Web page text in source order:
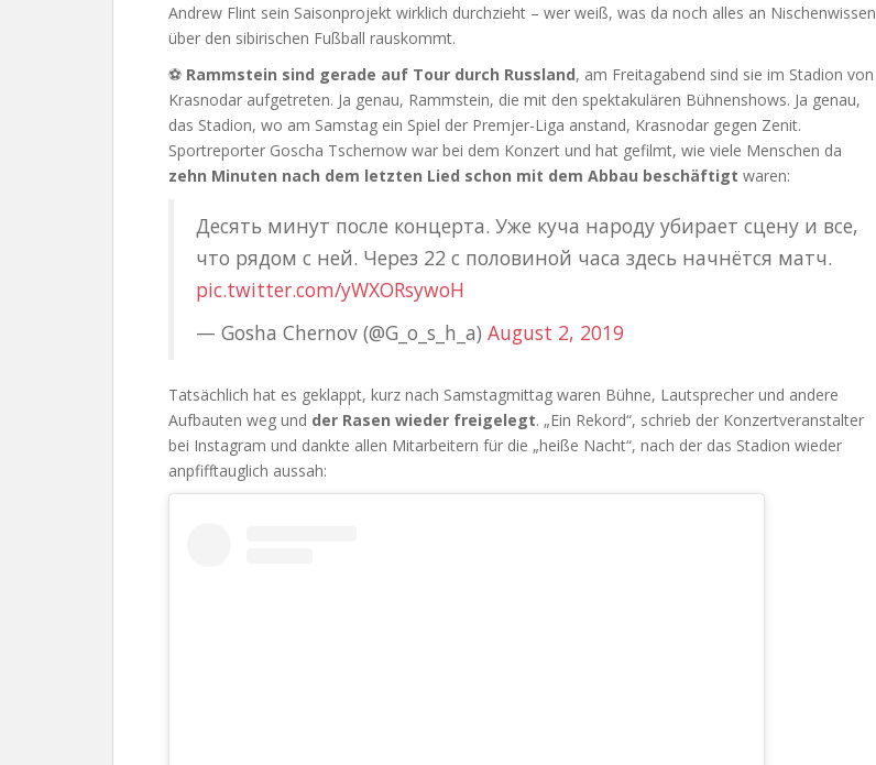
Andrew Flint sein Saisonprojekt wirklich durchzieht – wer weiß, was da noch alles an Nischenwissen
über den sibirischen Fußball rauskommt.
⚽ Rammstein sind gerade auf Tour durch Russland, am Freitagabend sind sie im Stadion von
Krasnodar aufgetreten. Ja genau, Rammstein, die mit den spektakulären Bühnenshows. Ja genau,
das Stadion, wo am Samstag ein Spiel der Premjer-Liga anstand, Krasnodar gegen Zenit.
Sportreporter Goscha Tschernow war bei dem Konzert und hat gefilmt, wie viele Menschen da
zehn Minuten nach dem letzten Lied schon mit dem Abbau beschäftigt waren:
Десять минут после концерта. Уже куча народу убирает сцену и все,
что рядом с ней. Через 22 с половиной часа здесь начнётся матч.
pic.twitter.com/yWXORsywoH
— Gosha Chernov (@G_o_s_h_a) August 2, 2019
Tatsächlich hat es geklappt, kurz nach Samstagmittag waren Bühne, Lautsprecher und andere
Aufbauten weg und der Rasen wieder freigelegt. „Ein Rekord“, schrieb der Konzertveranstalter
bei Instagram und dankte allen Mitarbeitern für die „heiße Nacht“, nach der das Stadion wieder
anpfifftauglich aussah: